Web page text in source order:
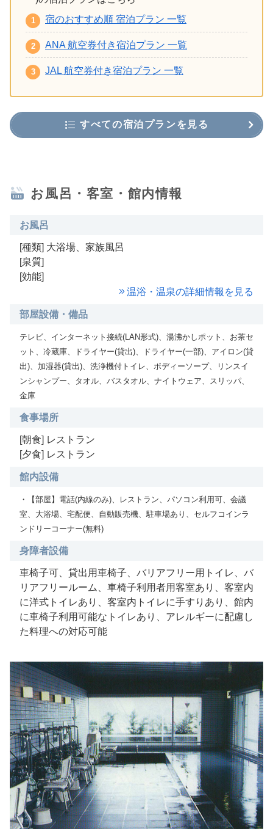
宿のおすすめ順 宿泊プラン 一覧
ANA 航空券付き宿泊プラン 一覧
JAL 航空券付き宿泊プラン 一覧
すべての宿泊プランを見る
お風呂・客室・館内情報
お風呂
[種類] 大浴場、家族風呂
[泉質]
[効能]
温浴・温泉の詳細情報を見る
部屋設備・備品
テレビ、インターネット接続(LAN形式)、湯沸かしポット、お茶セ
ット、冷蔵庫、ドライヤー(貸出)、ドライヤー(一部)、アイロン(貸
出)、加湿器(貸出)、洗浄機付トイレ、ボディーソープ、リンスイ
ンシャンプー、タオル、バスタオル、ナイトウェア、スリッパ、
金庫
食事場所
[朝食] レストラン
[夕食] レストラン
館内設備
・【部屋】電話(内線のみ)、レストラン、パソコン利用可、会議
室、大浴場、宅配便、自動販売機、駐車場あり、セルフコインラ
ンドリーコーナー(無料)
身障者設備
車椅子可、貸出用車椅子、バリアフリー用トイレ、バ
リアフリールーム、車椅子利用者用客室あり、客室内
に洋式トイレあり、客室内トイレに手すりあり、館内
に車椅子利用可能なトイレあり、アレルギーに配慮し
た料理への対応可能